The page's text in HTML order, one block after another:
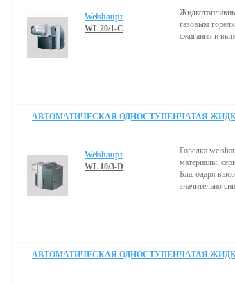
Weishaupt
WL 20/1-C
газовым
сжигания и
АВТОМАТИЧЕСКАЯ ОДНОСТУПЕНЧАТАЯ
Weishaupt
WL 10/3-D
Горелка
материалы,
Благодаря
значительно
АВТОМАТИЧЕСКАЯ ОДНОСТУПЕНЧАТАЯ